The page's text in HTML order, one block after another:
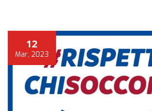
12
Mar, 2023